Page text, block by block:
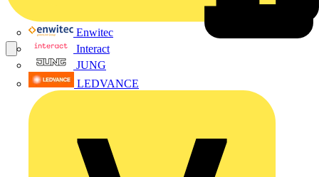
Enwitec
Interact
JUNG
LEDVANCE